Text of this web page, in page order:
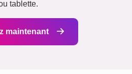
tablette.
maintenant